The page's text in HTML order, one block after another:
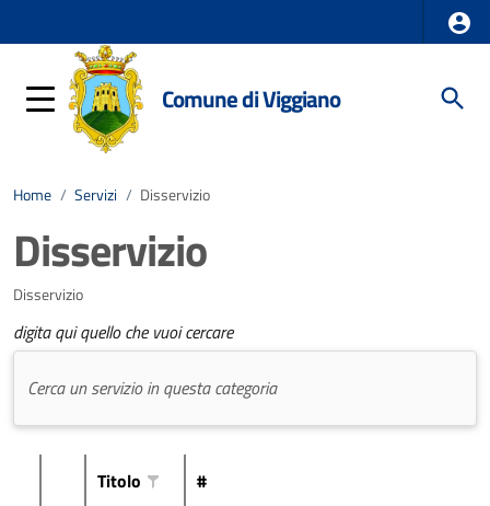
Comune di Viggiano
Home / Servizi / Disservizio
Disservizio
Disservizio
digita qui quello che vuoi cercare
Titolo #